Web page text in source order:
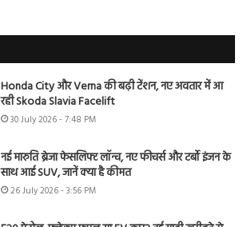
Honda City और Verna की बढ़ी टेंशन, नए अवतार में आ
रही Skoda Slavia Facelift
30 July 2026 - 7:48 PM
नई मारुति ब्रेजा फेसलिफ्ट लॉन्च, नए फीचर्स और टर्बो इंजन के
साथ आई SUV, जानें क्या है कीमत
26 July 2026 - 3:56 PM